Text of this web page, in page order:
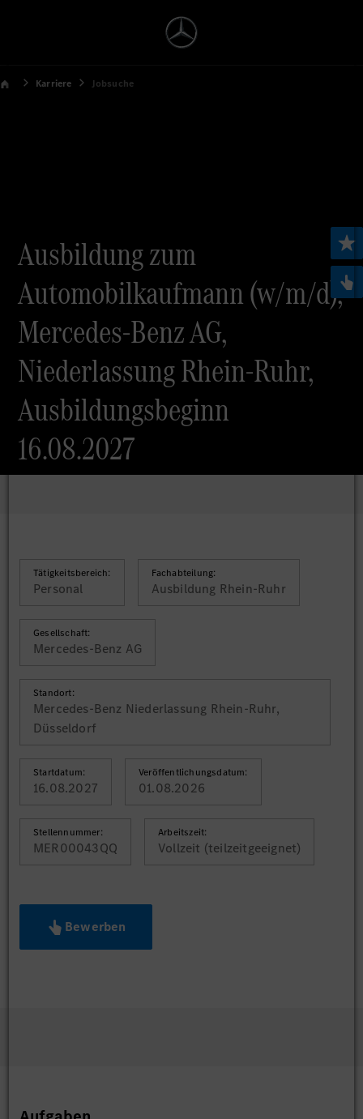
Karriere Jobsuche
Ausbildung zum
Automobilkaufmann (w/m/d),
Mercedes-Benz AG,
Niederlassung Rhein-Ruhr,
Ausbildungsbeginn
16.08.2027
Tätigkeitsbereich:
Personal
Fachabteilung:
Ausbildung Rhein-Ruhr
Gesellschaft:
Mercedes-Benz AG
Standort:
Mercedes-Benz Niederlassung Rhein-Ruhr,
Düsseldorf
Startdatum:
16.08.2027
Veröffentlichungsdatum:
01.08.2026
Stellennummer:
MER00043QQ
Arbeitszeit:
Vollzeit (teilzeitgeeignet)
Bewerben